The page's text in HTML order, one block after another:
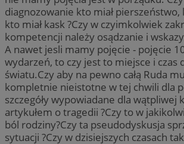
diagnozowanie kto miał pierszeństwo,
kto miał kask ?Czy w czyimkolwiek
kompetencji należy osądzanie i
A nawet jesli mamy pojęcie - pojęcie
wydarzeń, to czy jest to miejsce i czas
światu.Czy aby na pewno całą Ruda
kompletnie nieistotne w tej chwili dla
szczegóły wypowiadane dla wątpliwej
artykułem o tragedii ?Czy to w
ból rodziny?Czy ta pseudodyskusja
sytuacji ?Czy w dzisiejszych czasach